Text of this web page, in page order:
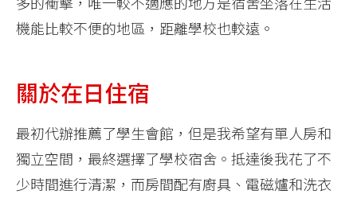
機能比較不便的地區，距離學校也較遠。
關於在日住宿
最初代辦推薦了學生會館，但是我希望有單人房和
獨立空間，最終選擇了學校宿舍。抵達後我花了不
少時間進行清潔，而房間配有廚具、電磁爐和洗衣